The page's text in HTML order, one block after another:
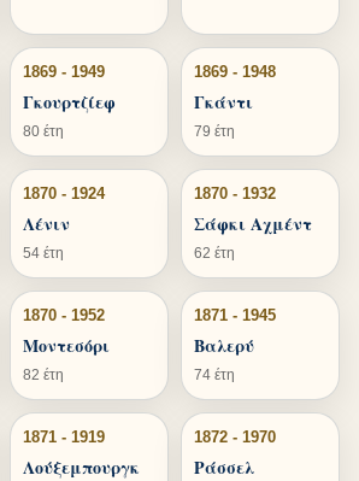
1869 - 1949
Γκουρτζίεφ
80 έτη
1869 - 1948
Γκάντι
79 έτη
1870 - 1924
Λένιν
54 έτη
1870 - 1932
Σάφκι Αχμέντ
62 έτη
1870 - 1952
Μοντεσόρι
82 έτη
1871 - 1945
Βαλερύ
74 έτη
1871 - 1919
Λούξεμπουργκ
1872 - 1970
Ράσσελ